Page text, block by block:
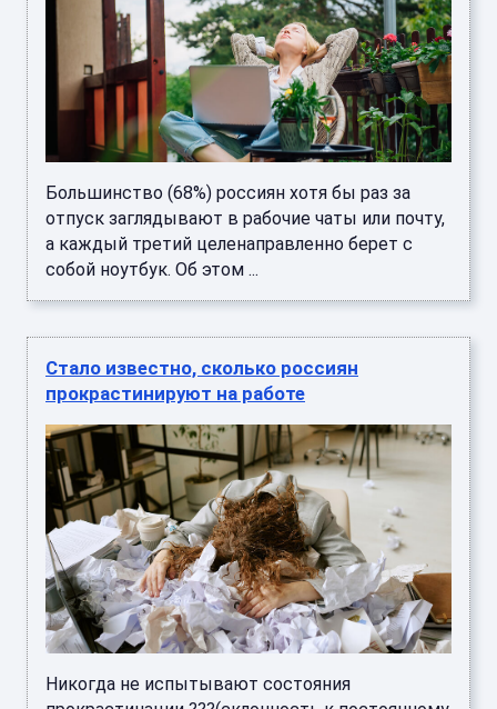
Стало известно, сколько россиян
прокрастинируют на работе
Никогда не испытывают состояния
прокрастинации ???(склонность к постоянному
откладыванию даже важных и срочных дел,
приводящая к жизненным проблемам ...
Стало известно о росте зарплатных
ожиданий россиян